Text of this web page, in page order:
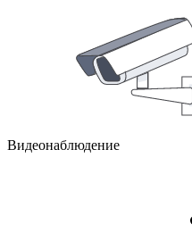
Видеонаблюдение